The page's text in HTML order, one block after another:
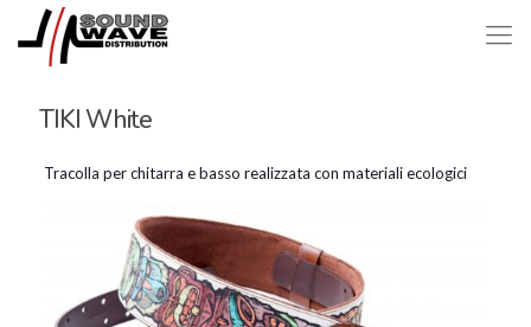
TIKI White
Tracolla per chitarra e basso realizzata con materiali ecologici